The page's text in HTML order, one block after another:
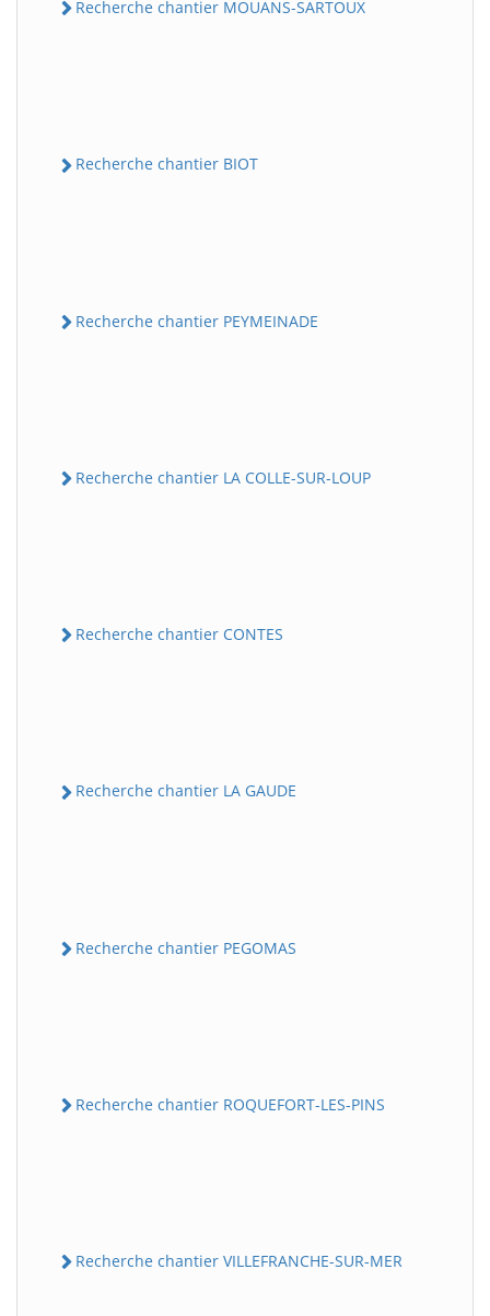
Recherche chantier MOUANS-SARTOUX
Recherche chantier BIOT
Recherche chantier PEYMEINADE
Recherche chantier LA COLLE-SUR-LOUP
Recherche chantier CONTES
Recherche chantier LA GAUDE
Recherche chantier PEGOMAS
Recherche chantier ROQUEFORT-LES-PINS
Recherche chantier VILLEFRANCHE-SUR-MER